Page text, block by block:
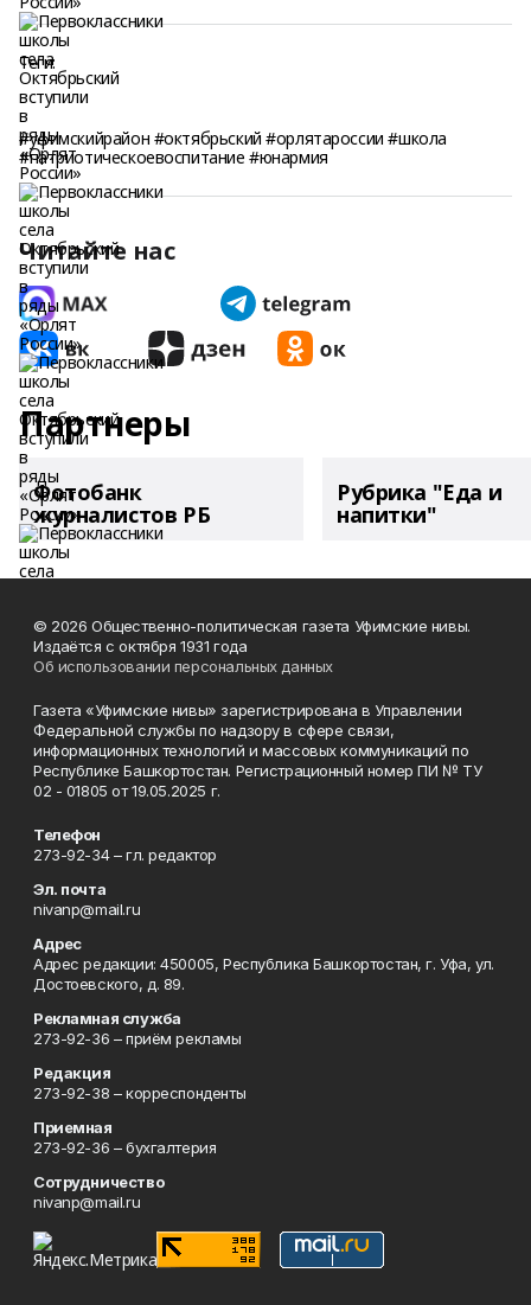
Теги:
#уфимскийрайон #октябрьский #орлятароссии #школа
#патриотическоевоспитание #юнармия
Читайте нас
Партнеры
Фотобанк
журналистов РБ
Рубрика "Еда и
напитки"
© 2026 Общественно-политическая газета Уфимские нивы.
Издаётся с октября 1931 года
Об использовании персональных данных
Газета «Уфимские нивы» зарегистрирована в Управлении
Федеральной службы по надзору в сфере связи,
информационных технологий и массовых коммуникаций по
Республике Башкортостан. Регистрационный номер ПИ № ТУ
02 - 01805 от 19.05.2025 г.
Телефон
273-92-34 – гл. редактор
Эл. почта
nivanp@mail.ru
Адрес
Адрес редакции: 450005, Республика Башкортостан, г. Уфа, ул.
Достоевского, д. 89.
Рекламная служба
273-92-36 – приём рекламы
Редакция
273-92-38 – корреспонденты
Приемная
273-92-36 – бухгалтерия
Сотрудничество
nivanp@mail.ru